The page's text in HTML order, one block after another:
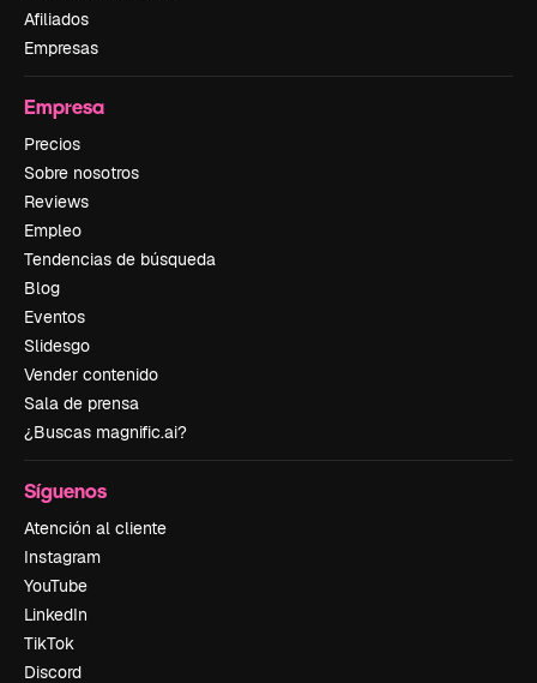
Afiliados
Empresas
Empresa
Precios
Sobre nosotros
Reviews
Empleo
Tendencias de búsqueda
Blog
Eventos
Slidesgo
Vender contenido
Sala de prensa
¿Buscas magnific.ai?
Síguenos
Atención al cliente
Instagram
YouTube
LinkedIn
TikTok
Discord